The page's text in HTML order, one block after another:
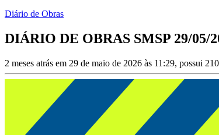
Diário de Obras
DIÁRIO DE OBRAS SMSP 29/05/
2 meses atrás em 29 de maio de 2026 às 11:29, possui